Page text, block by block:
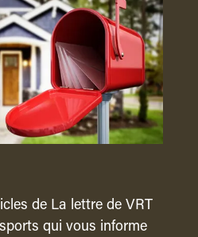
de La lettre de VRT
qui vous informe